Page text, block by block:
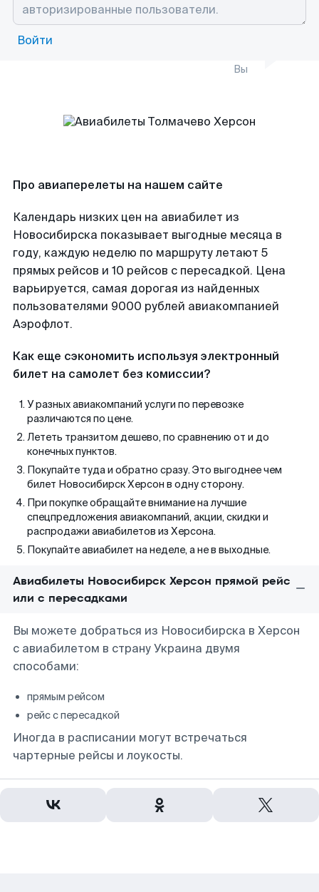
Войти
Вы
Про авиаперелеты на нашем сайте
Календарь низких цен на авиабилет из
Новосибирска показывает выгодные месяца в
году, каждую неделю по маршруту летают 5
прямых рейсов и 10 рейсов с пересадкой. Цена
варьируется, самая дорогая из найденных
пользователями 9000 рублей авиакомпанией
Аэрофлот.
Как еще сэкономить используя электронный
билет на самолет без комиссии?
У разных авиакомпаний услуги по перевозке
различаются по цене.
Лететь транзитом дешево, по сравнению от и до
конечных пунктов.
Покупайте туда и обратно сразу. Это выгоднее чем
билет Новосибирск Херсон в одну сторону.
При покупке обращайте внимание на лучшие
спецпредложения авиакомпаний, акции, скидки и
распродажи авиабилетов из Херсона.
Покупайте авиабилет на неделе, а не в выходные.
Авиабилеты Новосибирск Херсон прямой рейс
или с пересадками
Вы можете добраться из Новосибирска в Херсон
с авиабилетом в страну Украина двумя
способами:
прямым рейсом
рейс с пересадкой
Иногда в расписании могут встречаться
чартерные рейсы и лоукосты.